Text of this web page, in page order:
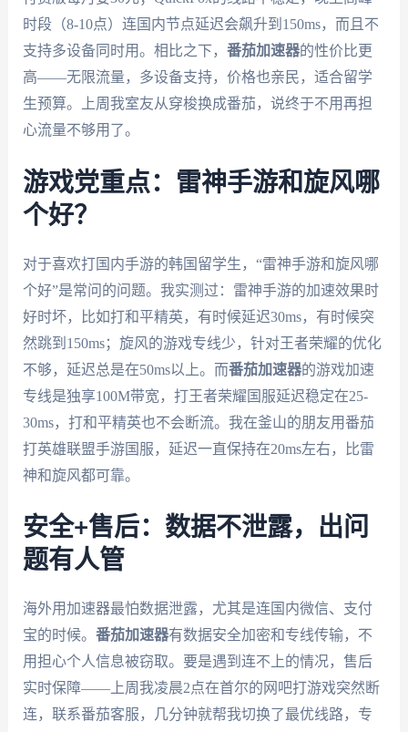
时段（8-10点）连国内节点延迟会飙升到150ms，而且不
支持多设备同时用。相比之下， 番茄加速器的性价比更
高——无限流量，多设备支持，价格也亲民，适合留学
生预算。上周我室友从穿梭换成番茄，说终于不用再担
心流量不够用了。
游戏党重点：雷神手游和旋风哪
个好？
对于喜欢打国内手游的韩国留学生，“雷神手游和旋风哪
个好”是常问的问题。我实测过：雷神手游的加速效果时
好时坏，比如打和平精英，有时候延迟30ms，有时候突
然跳到150ms；旋风的游戏专线少，针对王者荣耀的优化
不够，延迟总是在50ms以上。而番茄加速器的游戏加速
专线是独享100M带宽，打王者荣耀国服延迟稳定在25-
30ms，打和平精英也不会断流。我在釜山的朋友用番茄
打英雄联盟手游国服，延迟一直保持在20ms左右，比雷
神和旋风都可靠。
安全+售后：数据不泄露，出问
题有人管
海外用加速器最怕数据泄露，尤其是连国内微信、支付
宝的时候。 番茄加速器有数据安全加密和专线传输，不
用担心个人信息被窃取。要是遇到连不上的情况，售后
实时保障——上周我凌晨2点在首尔的网吧打游戏突然断
连，联系番茄客服，几分钟就帮我切换了最优线路，专